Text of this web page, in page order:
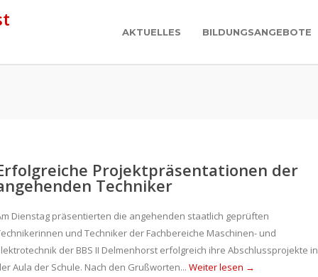
AKTUELLES BILDUNGSANGEBOTE
Projektpräsentationen der
Techniker
Dienstag präsentierten die angehenden staatlich geprüften
und Techniker der Fachbereiche Maschinen- und
der BBS II Delmenhorst erfolgreich ihre Abschlussprojekte in
Aula der Schule. Nach den Grußworten... Weiter lesen →